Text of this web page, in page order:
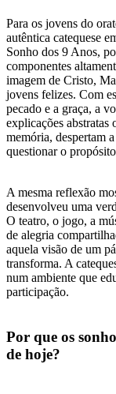
Para os jovens do
autêntica catequese
Sonho dos 9 Anos,
componentes
imagem de Cristo,
jovens felizes. Com
pecado e a graça, a
explicações abstratas
memória, despertam
questionar o
A mesma reflexão
desenvolveu uma
O teatro, o jogo, a
de alegria
aquela visão de um
transforma. A
num ambiente que
participação.
Por que os
de hoje?